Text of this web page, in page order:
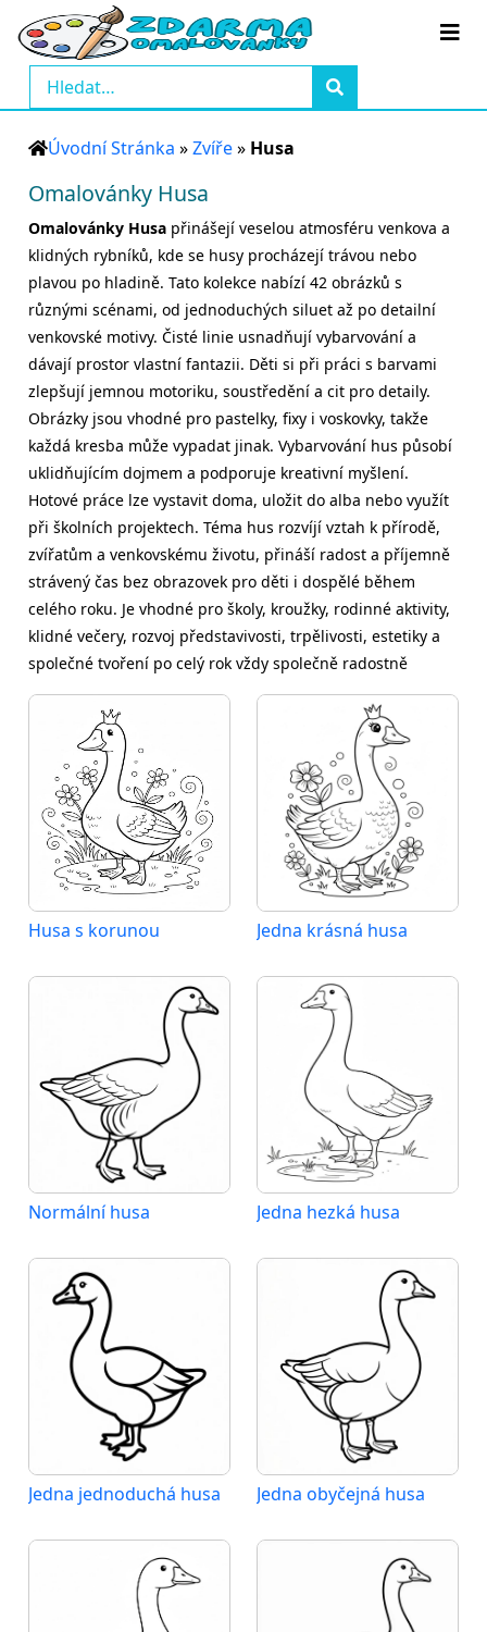
Úvodní Stránka »Zvíře» Husa
Omalovánky Husa
Omalovánky Husa přinášejí veselou atmosféru venkova a
klidných rybníků, kde se husy procházejí trávou nebo
plavou po hladině. Tato kolekce nabízí 42 obrázků s
různými scénami, od jednoduchých siluet až po detailní
venkovské motivy. Čisté linie usnadňují vybarvování a
dávají prostor vlastní fantazii. Děti si při práci s barvami
zlepšují jemnou motoriku, soustředění a cit pro detaily.
Obrázky jsou vhodné pro pastelky, fixy i voskovky, takže
každá kresba může vypadat jinak. Vybarvování hus působí
uklidňujícím dojmem a podporuje kreativní myšlení.
Hotové práce lze vystavit doma, uložit do alba nebo využít
při školních projektech. Téma hus rozvíjí vztah k přírodě,
zvířatům a venkovskému životu, přináší radost a příjemně
strávený čas bez obrazovek pro děti i dospělé během
celého roku. Je vhodné pro školy, kroužky, rodinné aktivity,
klidné večery, rozvoj představivosti, trpělivosti, estetiky a
společné tvoření po celý rok vždy společně radostně
Husa s korunou Jedna krásná husa
Normální husa Jedna hezká husa
Jedna jednoduchá husa Jedna obyčejná husa